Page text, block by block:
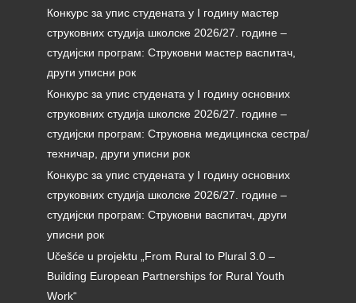
Конкурс за упис студената у I годину мастер
струковних студија школске 2026/27. године –
студијски програм: Струковни мастер васпитач,
други уписни рок
Конкурс за упис студената у I годину основних
струковних студија школске 2026/27. године –
студијски програм: Струковна медицинска сестра/
техничар, други уписни рок
Конкурс за упис студената у I годину основних
струковних студија школске 2026/27. године –
студијски програм: Струковни васпитач, други
уписни рок
Učešće u projektu „From Rural to Plural 3.0 –
Building European Partnerships for Rural Youth
Work“